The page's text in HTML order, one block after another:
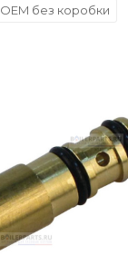
OEM без коробки